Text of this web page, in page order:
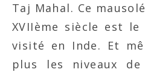
Taj Mahal. Ce
XVIIème siècle est
visité en Inde. Et
plus les niveaux de